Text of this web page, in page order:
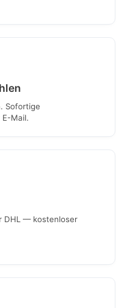
Sofortige
Mail.
DHL — kostenloser